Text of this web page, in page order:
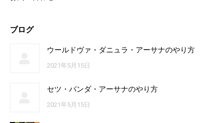
ブログ
ウールドヴァ・ダニュラ・アーサナのやり方
2021年5月15日
セツ・バンダ・アーサナのやり方
2021年5月15日